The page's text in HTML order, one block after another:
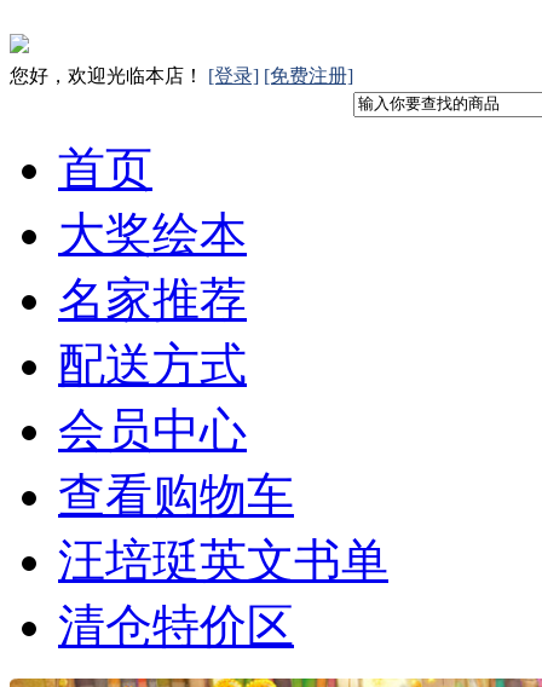
您好，欢迎光临本店！ [登录] [免费注册]
首页
大奖绘本
名家推荐
配送方式
会员中心
查看购物车
汪培珽英文书单
清仓特价区